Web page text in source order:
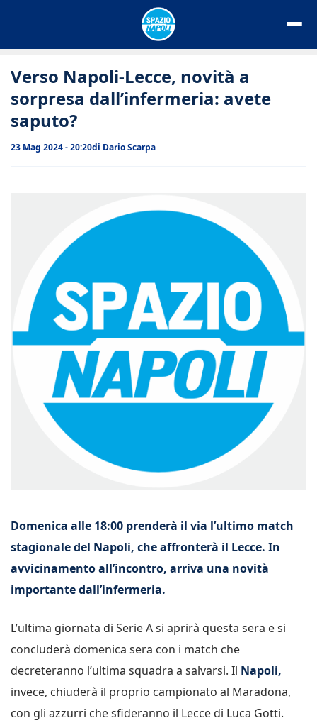
Verso Napoli-Lecce, novità a
sorpresa dall’infermeria: avete
saputo?
23 Mag 2024 - 20:20di Dario Scarpa
Domenica alle 18:00 prenderà il via l’ultimo match
stagionale del Napoli, che affronterà il Lecce. In
avvicinamento all’incontro, arriva una novità
importante dall’infermeria.
L’ultima giornata di Serie A si aprirà questa sera e si
concluderà domenica sera con i match che
decreteranno l’ultima squadra a salvarsi. Il Napoli,
invece, chiuderà il proprio campionato al Maradona,
con gli azzurri che sfideranno il Lecce di Luca Gotti.